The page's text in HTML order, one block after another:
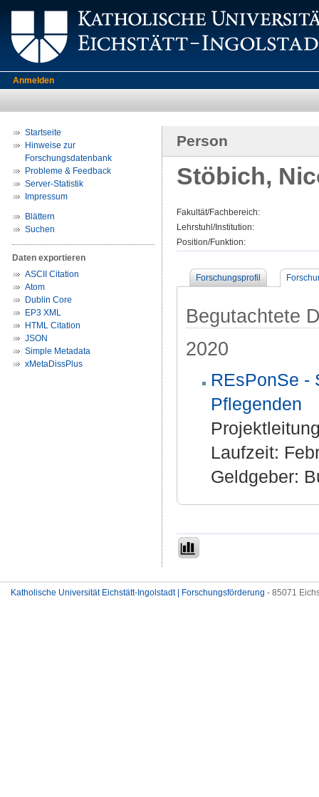
Anmelden
Startseite
Hinweise zur
Forschungsdatenbank
Probleme & Feedback
Server-Statistik
Impressum
Blättern
Suchen
Daten exportieren
ASCII Citation
Atom
Dublin Core
EP3 XML
HTML Citation
JSON
Simple Metadata
xMetaDissPlus
Person
Stöbich,
Fakultät/Fachbereich:
Lehrstuhl/Institution:
Position/Funktion:
Forschungsprofil
Begutachtete
2020
REsPonSe -
Pflegenden
Laufzeit:
Geldgeber:
Katholische Universität Eichstätt-Ingolstadt | Forschungsförderung - 85071